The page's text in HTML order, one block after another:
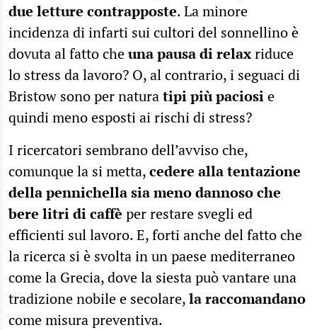
due letture contrapposte. La minore
incidenza di infarti sui cultori del sonnellino è
dovuta al fatto cheuna pausa di relaxriduce
lo stress da lavoro? O, al contrario, i seguaci di
Bristow sono per naturatipi più paciosie
quindi meno esposti ai rischi di stress?
I ricercatori sembrano dell’avviso che,
comunque la si metta,cedere alla tentazione
della pennichella sia meno dannoso che
bere litri di caffè per restare svegli ed
efficienti sul lavoro. E, forti anche del fatto che
la ricerca si è svolta in un paese mediterraneo
come la Grecia, dove la siesta può vantare una
tradizione nobile e secolare,la raccomandano
come misura preventiva.